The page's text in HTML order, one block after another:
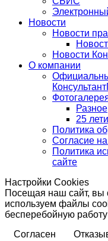
Новости
Новости
Новости
О компании
Разное
25
Политика
Согласие
Политика
сайте
Настройки Cookies
Посещая наш сайт, вы
используем файлы
бесперебойную работу
Согласен